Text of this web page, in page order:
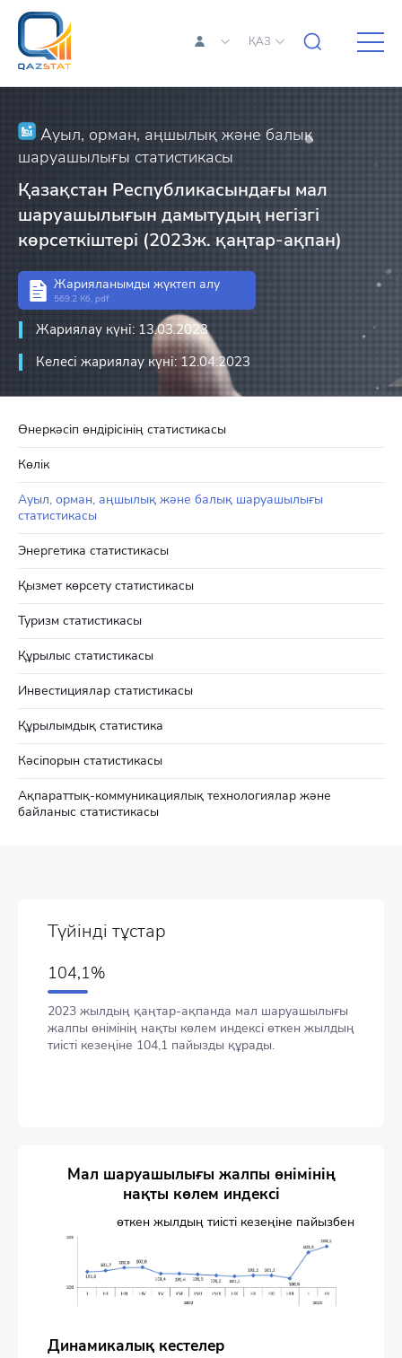
ҚАЗ
Өнеркәсіп өндірісінің статистикасы
Көлік
Ауыл, орман, аңшылық және балық шаруашылығы
статистикасы
Энергетика статистикасы
Қызмет көрсету статистикасы
Туризм статистикасы
Құрылыс статистикасы
Инвестициялар статистикасы
Құрылымдық статистика
Кәсіпорын статистикасы
Ақпараттық-коммуникациялық технологиялар және
байланыс статистикасы
Ауыл, орман, аңшылық және балық
шаруашылығы статистикасы
Қазақстан Республикасындағы мал
шаруашылығын дамытудың негізгі
көрсеткіштері (2023ж. қаңтар-ақпан)
Жарияланымды жүктеп алу
569.2 Кб, pdf
Жариялау күні: 13.03.2023
Келесі жариялау күні: 12.04.2023
Түйінді тұстар
104,1%
2023 жылдың қаңтар-ақпанда мал шаруашылығы
жалпы өнімінің нақты көлем индексі өткен жылдың
тиісті кезеңіне 104,1 пайызды құрады.
Мал шаруашылығы жалпы өнімінің
нақты көлем индексі
өткен жылдың тиісті кезеңіне пайызбен
Динамикалық кестелер